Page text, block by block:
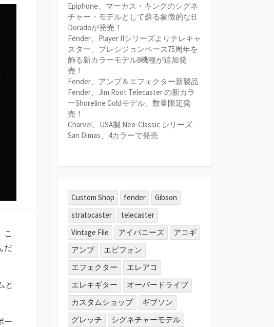
こ
だ
と
ー
Epiphone、マーカス・キングのシグネ
チャー・モデルとして蘇る象徴的なEl
Doradoが発売！
Fender、Player IIシリーズよりテレキャ
スター、プレシジョンベース75周年を
飾る新カラーモデル8機種が追加発
売！
Fender、アンプ＆エフェクター新製品
Fender、Jim Root Telecaster の新カラ
ーShoreline Goldモデル、数量限定発
売！
Charvel、USA製 Neo-Classic シリーズ
San Dimas、4カラーで発売
Custom Shop fender
Gibson
stratocaster
telecaster
Vintage File
アイバニーズ
アコギ
アンプ
エピフォン
エフェクター
エレアコ
エレキギター
オーバードライブ
カスタムショップ
ギブソン
グレッチ
シグネチャーモデル